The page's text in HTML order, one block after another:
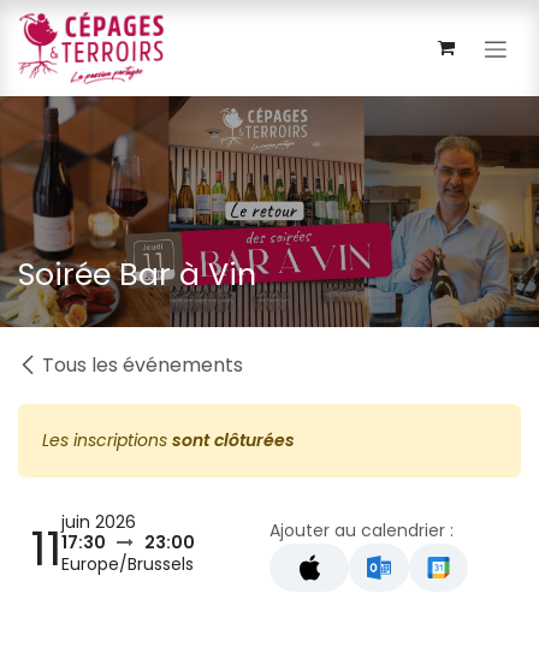
Se rendre au contenu
Soirée Bar à Vin
Tous les événements
Les inscriptions sont clôturées
11juin 2026
17:30
23:00
Europe/Brussels
Ajouter au calendrier :